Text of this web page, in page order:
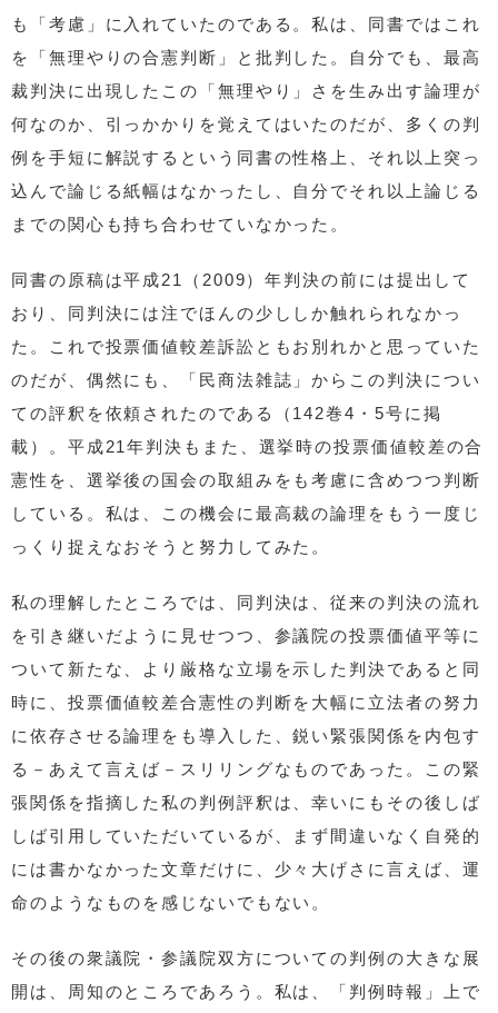
も「考慮」に入れていたのである。私は、同書ではこれ
を「無理やりの合憲判断」と批判した。自分でも、最高
裁判決に出現したこの「無理やり」さを生み出す論理が
何なのか、引っかかりを覚えてはいたのだが、多くの判
例を手短に解説するという同書の性格上、それ以上突っ
込んで論じる紙幅はなかったし、自分でそれ以上論じる
までの関心も持ち合わせていなかった。
同書の原稿は平成21（2009）年判決の前には提出して
おり、同判決には注でほんの少ししか触れられなかっ
た。これで投票価値較差訴訟ともお別れかと思っていた
のだが、偶然にも、「民商法雑誌」からこの判決につい
ての評釈を依頼されたのである（142巻4・5号に掲
載）。平成21年判決もまた、選挙時の投票価値較差の合
憲性を、選挙後の国会の取組みをも考慮に含めつつ判断
している。私は、この機会に最高裁の論理をもう一度じ
っくり捉えなおそうと努力してみた。
私の理解したところでは、同判決は、従来の判決の流れ
を引き継いだように見せつつ、参議院の投票価値平等に
ついて新たな、より厳格な立場を示した判決であると同
時に、投票価値較差合憲性の判断を大幅に立法者の努力
に依存させる論理をも導入した、鋭い緊張関係を内包す
る－あえて言えば－スリリングなものであった。この緊
張関係を指摘した私の判例評釈は、幸いにもその後しば
しば引用していただいているが、まず間違いなく自発的
には書かなかった文章だけに、少々大げさに言えば、運
命のようなものを感じないでもない。
その後の衆議院・参議院双方についての判例の大きな展
開は、周知のところであろう。私は、「判例時報」上で